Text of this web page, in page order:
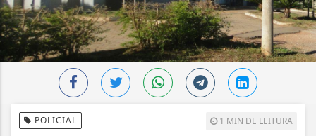
POLICIAL 1 MIN DE LEITURA